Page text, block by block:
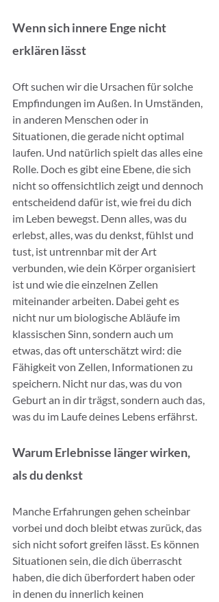
Wenn sich innere Enge nicht
erklären lässt
Oft suchen wir die Ursachen für solche
Empfindungen im Außen. In Umständen,
in anderen Menschen oder in
Situationen, die gerade nicht optimal
laufen. Und natürlich spielt das alles eine
Rolle. Doch es gibt eine Ebene, die sich
nicht so offensichtlich zeigt und dennoch
entscheidend dafür ist, wie frei du dich
im Leben bewegst. Denn alles, was du
erlebst, alles, was du denkst, fühlst und
tust, ist untrennbar mit der Art
verbunden, wie dein Körper organisiert
ist und wie die einzelnen Zellen
miteinander arbeiten. Dabei geht es
nicht nur um biologische Abläufe im
klassischen Sinn, sondern auch um
etwas, das oft unterschätzt wird: die
Fähigkeit von Zellen, Informationen zu
speichern. Nicht nur das, was du von
Geburt an in dir trägst, sondern auch das,
was du im Laufe deines Lebens erfährst.
Warum Erlebnisse länger wirken,
als du denkst
Manche Erfahrungen gehen scheinbar
vorbei und doch bleibt etwas zurück, das
sich nicht sofort greifen lässt. Es können
Situationen sein, die dich überrascht
haben, die dich überfordert haben oder
in denen du innerlich keinen